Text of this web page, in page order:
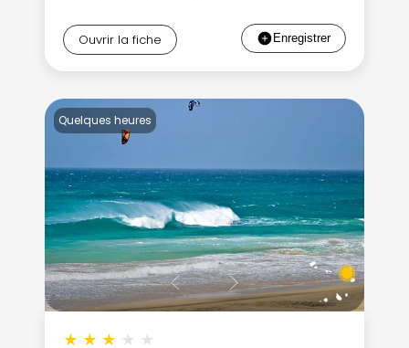
Ouvrir la fiche
Quelques heures
★ ★ ★ ★ ★